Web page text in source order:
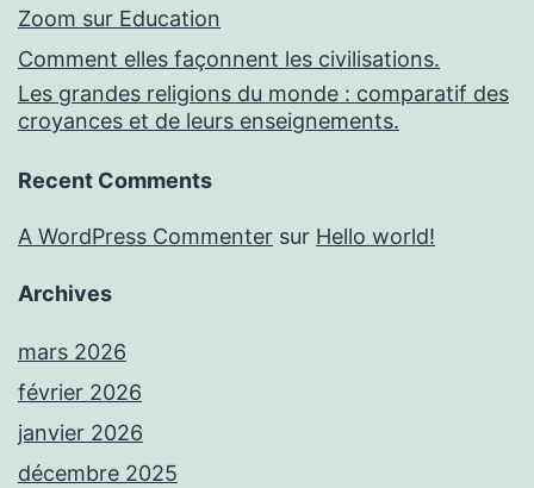
Zoom sur Education
Comment elles façonnent les civilisations.
Les grandes religions du monde : comparatif des
croyances et de leurs enseignements.
Recent Comments
A WordPress Commenter sur Hello world!
Archives
mars 2026
février 2026
janvier 2026
décembre 2025